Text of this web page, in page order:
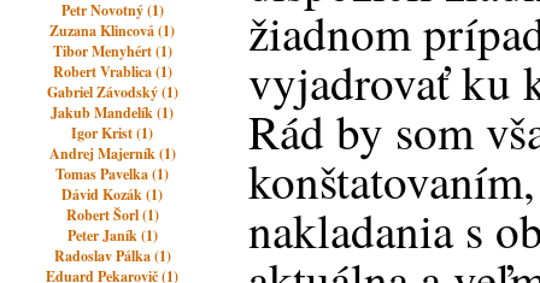
Petr Novotný (1)
Zuzana Klincová (1)
Tibor Menyhért (1)
Robert Vrablica (1)
Gabriel Závodský (1)
Jakub Mandelík (1)
Igor Krist (1)
Andrej Majerník (1)
Tomas Pavelka (1)
Dávid Kozák (1)
Robert Šorl (1)
Peter Janík (1)
Radoslav Pálka (1)
Eduard Pekarovič (1)
žiadnom
vyjadrovať ku
Rád by som
nakladania s